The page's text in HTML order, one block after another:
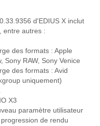
d'EDIUS X inclut
entre autres :
des formats : Apple
Sony RAW, Sony Venice
des formats : Avid
uniquement)
X3
paramètre utilisateur
de rendu